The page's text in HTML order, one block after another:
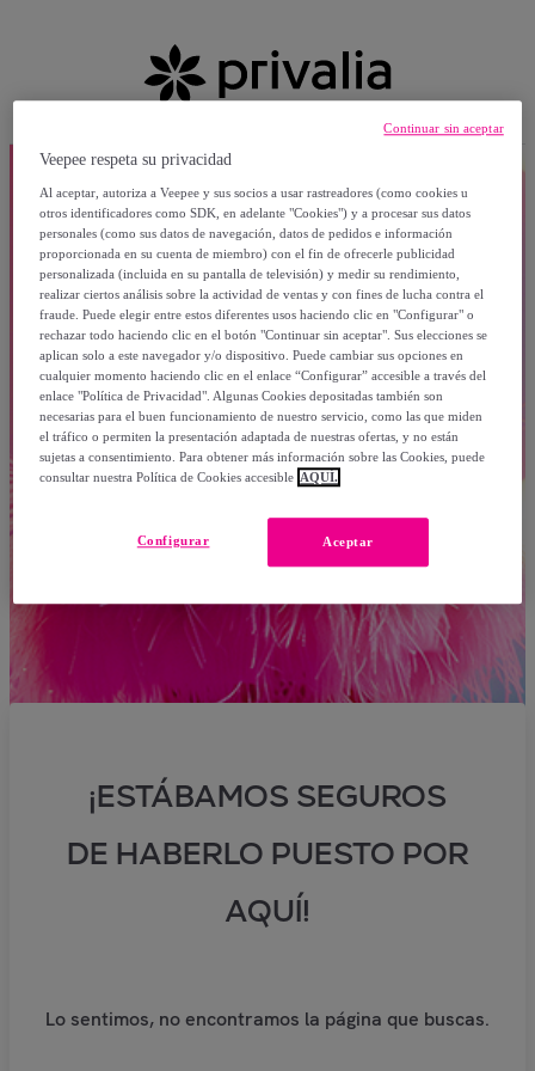
¡ESTÁBAMOS SEGUROS
DE HABERLO PUESTO POR
AQUÍ!
Lo sentimos, no encontramos la página que buscas.
Veepee respeta su privacidad
Al aceptar, autoriza a Veepee y sus socios a usar rastreadores (como cookies u
otros identificadores como SDK, en adelante "Cookies") y a procesar sus datos
personales (como sus datos de navegación, datos de pedidos e información
proporcionada en su cuenta de miembro) con el fin de ofrecerle publicidad
personalizada (incluida en su pantalla de televisión) y medir su rendimiento,
realizar ciertos análisis sobre la actividad de ventas y con fines de lucha contra el
fraude. Puede elegir entre estos diferentes usos haciendo clic en "Configurar" o
rechazar todo haciendo clic en el botón "Continuar sin aceptar". Sus elecciones se
aplican solo a este navegador y/o dispositivo. Puede cambiar sus opciones en
cualquier momento haciendo clic en el enlace “Configurar” accesible a través del
enlace "Política de Privacidad". Algunas Cookies depositadas también son
necesarias para el buen funcionamiento de nuestro servicio, como las que miden
el tráfico o permiten la presentación adaptada de nuestras ofertas, y no están
sujetas a consentimiento. Para obtener más información sobre las Cookies, puede
consultar nuestra Política de Cookies accesible AQUÍ.
Aceptar
Configurar
Continuar sin aceptar